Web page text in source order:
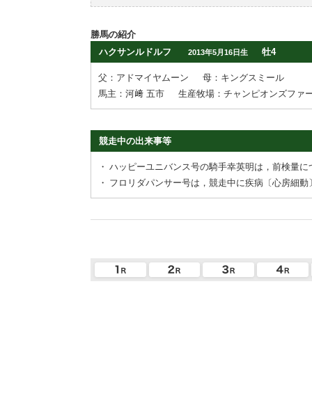
勝馬の紹介
ハクサンルドルフ
2013年5月16日生 牡4
父：アドマイヤムーン
母：キングスミール
馬主：河﨑 五市
生産牧場：チャンピオンズファ
競走中の出来事等
・ ハッピーユニバンス号の騎手幸英明は，前検量
・ フロリダパンサー号は，競走中に疾病〔心房細